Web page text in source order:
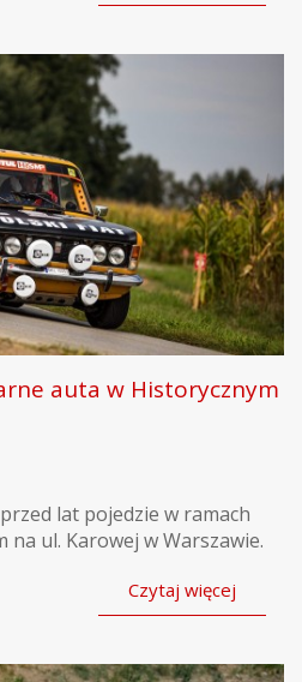
auta w Historycznym
lat pojedzie w ramach
ul. Karowej w Warszawie.
Czytaj więcej